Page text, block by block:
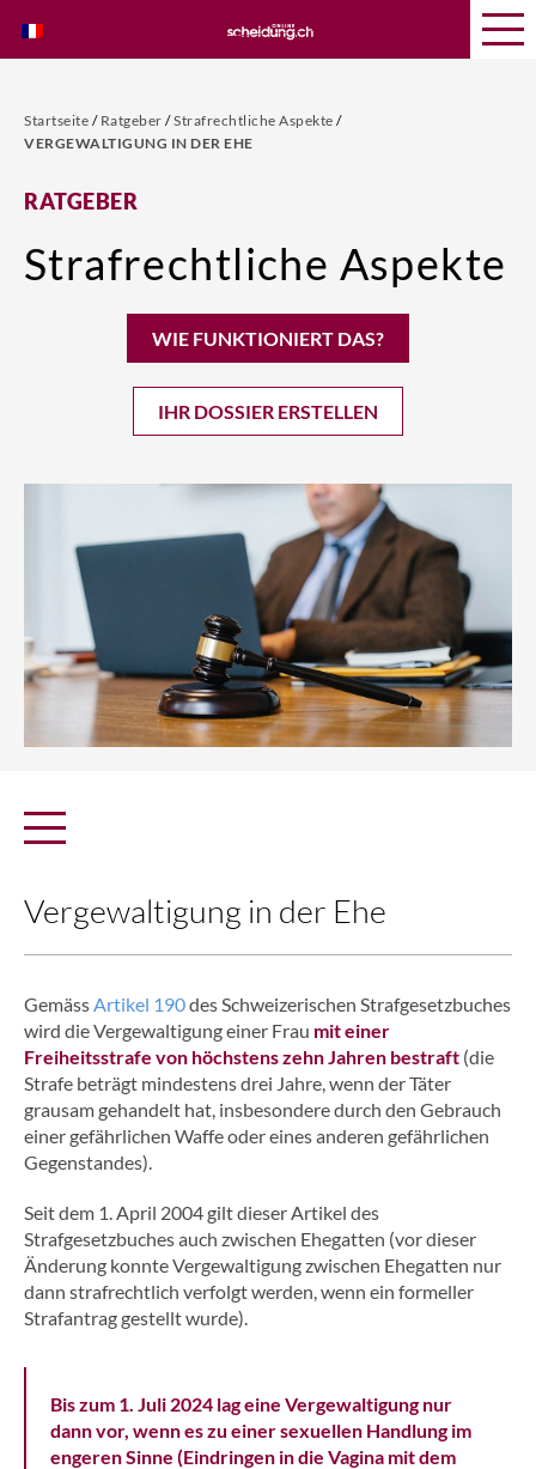
Startseite / Ratgeber /Strafrechtliche Aspekte /
VERGEWALTIGUNG IN DER EHE
RATGEBER
Strafrechtliche Aspekte
WIE FUNKTIONIERT DAS?
IHR DOSSIER ERSTELLEN
Vergewaltigung in der Ehe
GemässArtikel 190des Schweizerischen Strafgesetzbuches
wird die Vergewaltigung einer Frau mit einer
Freiheitsstrafe von höchstenszehn Jahren bestraft (die
Strafe beträgt mindestens drei Jahre, wenn der Täter
grausam gehandelt hat, insbesondere durch den Gebrauch
einer gefährlichen Waffe oder eines anderen gefährlichen
Gegenstandes).
Seit dem 1. April 2004 gilt dieser Artikel des
Strafgesetzbuches auch zwischen Ehegatten (vor dieser
Änderung konnte Vergewaltigung zwischen Ehegatten nur
dann strafrechtlich verfolgt werden, wenn ein formeller
Strafantrag gestellt wurde).
Bis zum 1. Juli 2024 lag eine Vergewaltigung nur
dann vor, wenn es zu einer sexuellen Handlung im
engeren Sinne (Eindringen in die Vagina mit dem